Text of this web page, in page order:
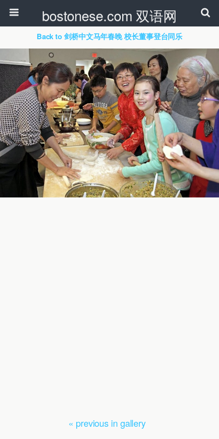
bostonese.com 双语网
Back to 剑桥中文马年春晚 校长董事登台同乐
« previous in gallery